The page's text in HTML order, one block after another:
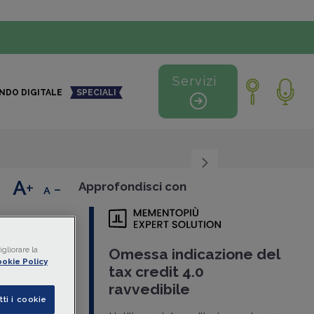
DIGITALE SPECIALI
Servizi
+ - Approfondisci con
Omessa indicazione del
tax credit 4.0
ravvedibile
la
Policy
i cookie